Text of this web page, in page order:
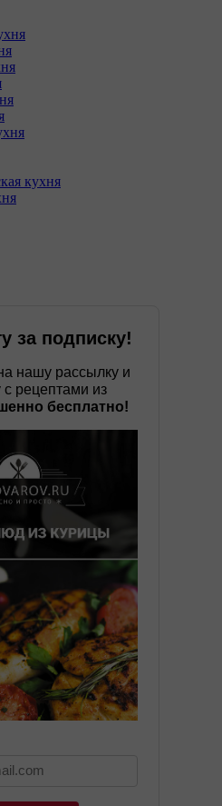
кухня
за подписку!
нашу рассылку и
с рецептами из
бесплатно!